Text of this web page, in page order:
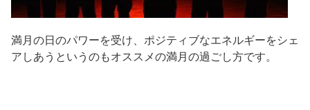
満月の日のパワーを受け、ポジティブなエネルギーをシェ
アしあうというのもオススメの満月の過ごし方です。